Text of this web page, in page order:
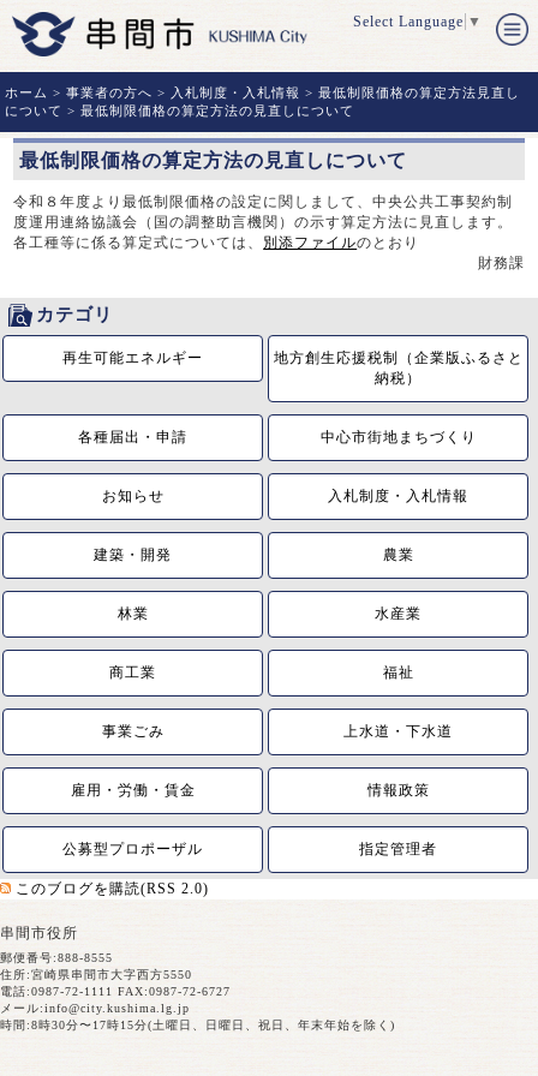
Select Language ▼
ホーム >事業者の方へ > 入札制度・入札情報 >最低制限価格の算定方法見直し
について > 最低制限価格の算定方法の見直しについて
最低制限価格の算定方法の見直しについて
令和８年度より最低制限価格の設定に関しまして、中央公共工事契約制
度運用連絡協議会（国の調整助言機関）の示す算定方法に見直します。
各工種等に係る算定式については、 別添ファイルのとおり
財務課
カテゴリ
再生可能エネルギー
地方創生応援税制（企業版ふるさと
納税）
各種届出・申請 中心市街地まちづくり
お知らせ 入札制度・入札情報
建築・開発 農業
林業 水産業
商工業 福祉
事業ごみ 上水道・下水道
雇用・労働・賃金 情報政策
公募型プロポーザル 指定管理者
このブログを購読(RSS 2.0)
串間市役所
郵便番号:888-8555
住所:宮崎県串間市大字西方5550
電話:0987-72-1111 FAX:0987-72-6727
メール:info@city.kushima.lg.jp
時間:8時30分〜17時15分(土曜日、日曜日、祝日、年末年始を除く)